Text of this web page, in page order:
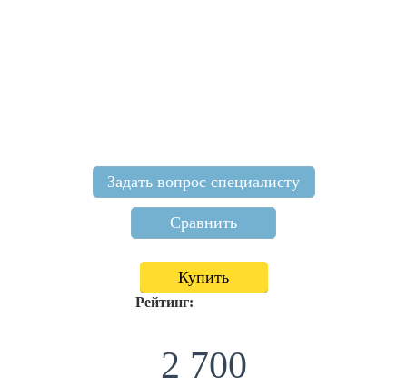
Задать вопрос специалисту
Сравнить
Купить
Рейтинг:
2 700